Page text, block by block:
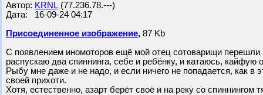
Автор: KRNL (77.236.78.---)
Дата: 16-09-24 04:17
Присоединенное изображение, 87 Kb
С появлением иномоторов ещё мой отец сотоварищи
распускаю два спиннинга, себе и ребёнку, и катаюсь, кайфую
Рыбу мне даже и не надо, и если ничего не попадается, как в
своей прихоти.
Хотя, естественно, азарт берёт своё и на реку со спиннингом